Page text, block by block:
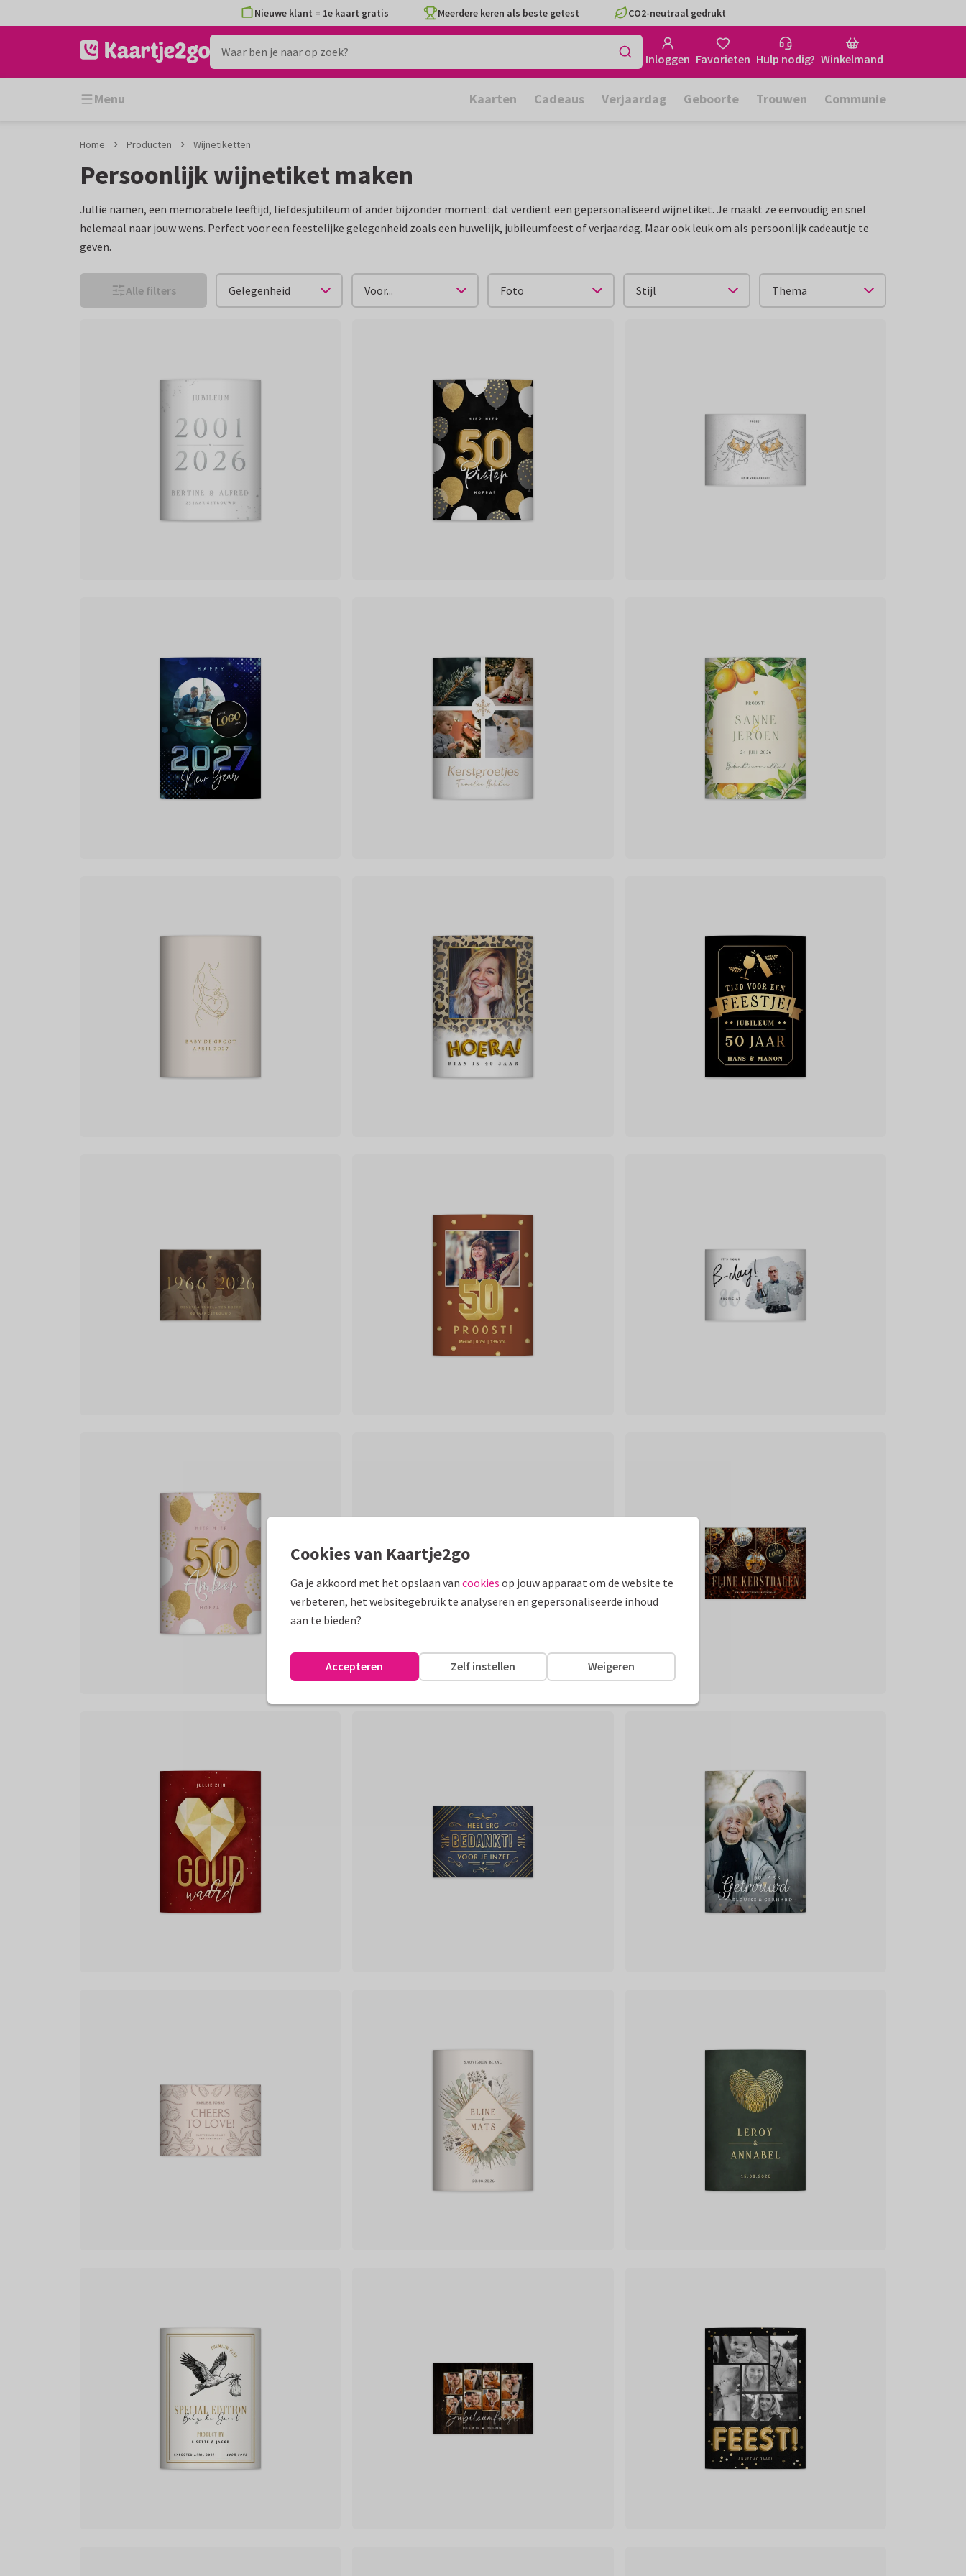
naar
naar
Nieuwe klant = 1e kaart gratis Meerdere keren als beste getest CO2-neutraal gedrukt
Inloggen Favorieten Hulp nodig? Winkelmand
Menu Kaarten Cadeaus Verjaardag Geboorte Trouwen Communie
Home Producten Wijnetiketten
Persoonlijk wijnetiket maken
Jullie namen, een memorabele leeftijd, liefdesjubileum of ander bijzonder moment: dat verdient een gepersonaliseerd wijnetiket. Je maakt ze eenvoudig en snel
helemaal naar jouw wens. Perfect voor een feestelijke gelegenheid zoals een huwelijk, jubileumfeest of verjaardag. Maar ook leuk om als persoonlijk cadeautje te
geven.
Alle filters Gelegenheid Voor... Foto Stijl Thema
Cookies van Kaartje2go
Ga je akkoord met het opslaan van cookies op jouw apparaat om de website te
verbeteren, het websitegebruik te analyseren en gepersonaliseerde inhoud
aan te bieden?
Weigeren
Zelf instellen
Accepteren